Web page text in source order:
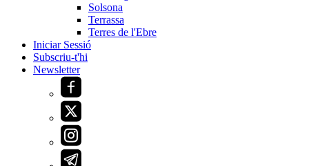
Solsona
Terrassa
Terres de l'Ebre
Iniciar Sessió
Subscriu-t'hi
Newsletter